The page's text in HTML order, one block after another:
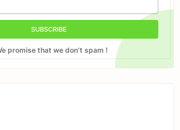
promise that we don't spam !